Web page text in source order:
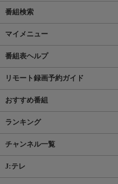
番組検索
マイメニュー
番組表ヘルプ
リモート録画予約ガイド
おすすめ番組
ランキング
チャンネル一覧
J:テレ